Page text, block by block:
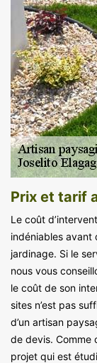
Prix et tarif
Le coût
indéniables avant
jardinage. Si le
nous vous
le coût de son
sites n’est pas
d’un artisan
de devis. Comme
projet qui est